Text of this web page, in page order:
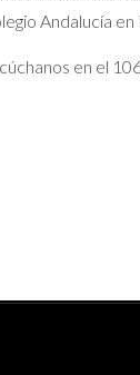
Andalucía en
en el